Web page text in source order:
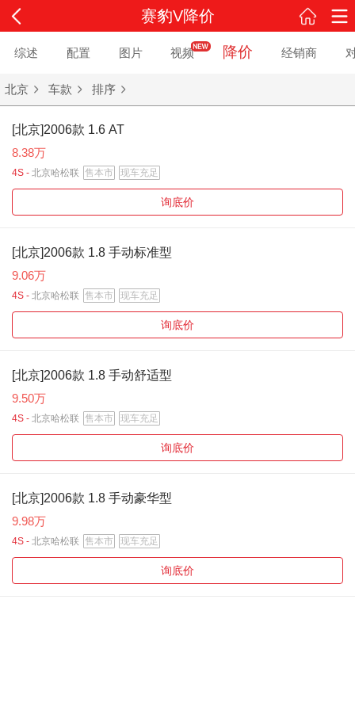
赛豹V降价
综述 配置 图片 视频 降价 经销商
北京 车款 排序
[北京]2006款 1.6 AT
8.38万
4S - 北京哈松联 售本市 现车充足
询底价
[北京]2006款 1.8 手动标准型
9.06万
4S - 北京哈松联 售本市 现车充足
询底价
[北京]2006款 1.8 手动舒适型
9.50万
4S - 北京哈松联 售本市 现车充足
询底价
[北京]2006款 1.8 手动豪华型
9.98万
4S - 北京哈松联 售本市 现车充足
询底价